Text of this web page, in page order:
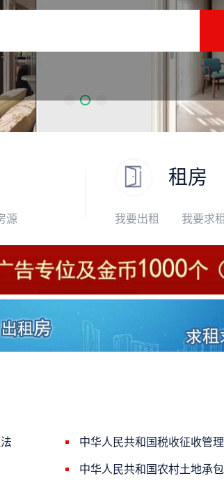
源
租房
我要出租 我要求租
中华人民共和国税收征收管
中华人民共和国农村土地承